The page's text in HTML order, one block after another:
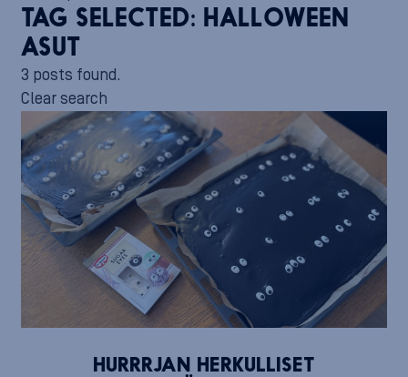
TAG SELECTED: HALLOWEEN
ASUT
3 posts found.
Clear search
HURRRJAN HERKULLISET